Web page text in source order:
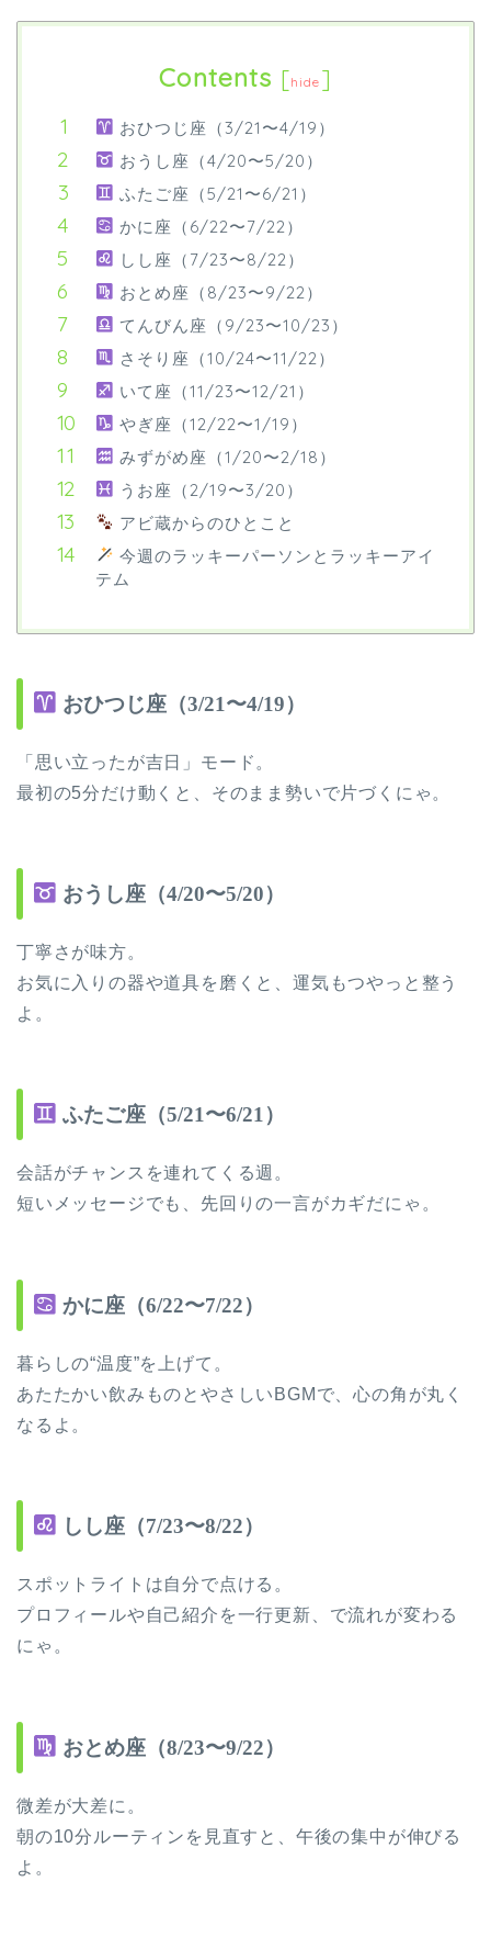
Contents [hide ]
おひつじ座（3/21〜4/19）
おうし座（4/20〜5/20）
ふたご座（5/21〜6/21）
かに座（6/22〜7/22）
しし座（7/23〜8/22）
おとめ座（8/23〜9/22）
てんびん座（9/23〜10/23）
さそり座（10/24〜11/22）
いて座（11/23〜12/21）
やぎ座（12/22〜1/19）
みずがめ座（1/20〜2/18）
うお座（2/19〜3/20）
アビ蔵からのひとこと
今週のラッキーパーソンとラッキーアイ
テム
おひつじ座（3/21〜4/19）
「思い立ったが吉日」モード。
最初の5分だけ動くと、そのまま勢いで片づくにゃ。
おうし座（4/20〜5/20）
丁寧さが味方。
お気に入りの器や道具を磨くと、運気もつやっと整う
よ。
ふたご座（5/21〜6/21）
会話がチャンスを連れてくる週。
短いメッセージでも、先回りの一言がカギだにゃ。
かに座（6/22〜7/22）
暮らしの“温度”を上げて。
あたたかい飲みものとやさしいBGMで、心の角が丸く
なるよ。
しし座（7/23〜8/22）
スポットライトは自分で点ける。
プロフィールや自己紹介を一行更新、で流れが変わる
にゃ。
おとめ座（8/23〜9/22）
微差が大差に。
朝の10分ルーティンを見直すと、午後の集中が伸びる
よ。